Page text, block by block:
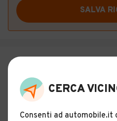
SALVA
CERCA
Consenti ad automobile.it